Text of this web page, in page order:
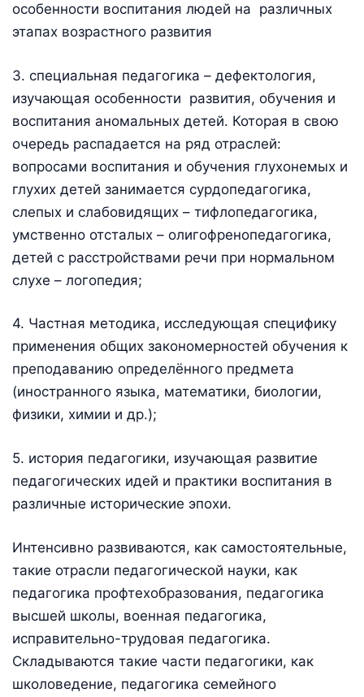
особенности воспитания людей на различных
этапах возрастного развития
3. специальная педагогика – дефектология,
изучающая особенности развития, обучения и
воспитания аномальных детей. Которая в свою
очередь распадается на ряд отраслей:
вопросами воспитания и обучения глухонемых и
глухих детей занимается сурдопедагогика,
слепых и слабовидящих – тифлопедагогика,
умственно отсталых – олигофренопедагогика,
детей с расстройствами речи при нормальном
слухе – логопедия;
4. Частная методика, исследующая специфику
применения общих закономерностей обучения к
преподаванию определённого предмета
(иностранного языка, математики, биологии,
физики, химии и др.);
5. история педагогики, изучающая развитие
педагогических идей и практики воспитания в
различные исторические эпохи.
Интенсивно развиваются, как самостоятельные,
такие отрасли педагогической науки, как
педагогика профтехобразования, педагогика
высшей школы, военная педагогика,
исправительно-трудовая педагогика.
Складываются такие части педагогики, как
школоведение, педагогика семейного